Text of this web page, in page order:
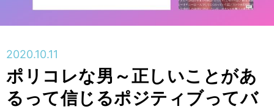
2020.10.11
ポリコレな男～正しいことがあ
るって信じるポジティブってバ